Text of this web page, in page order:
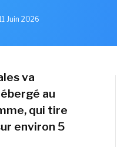
Juin 2026
va
au
qui tire
environ 5